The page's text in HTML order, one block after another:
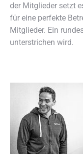
der Mitglieder setzt
für eine perfekte
Mitglieder. Ein
unterstrichen wird.